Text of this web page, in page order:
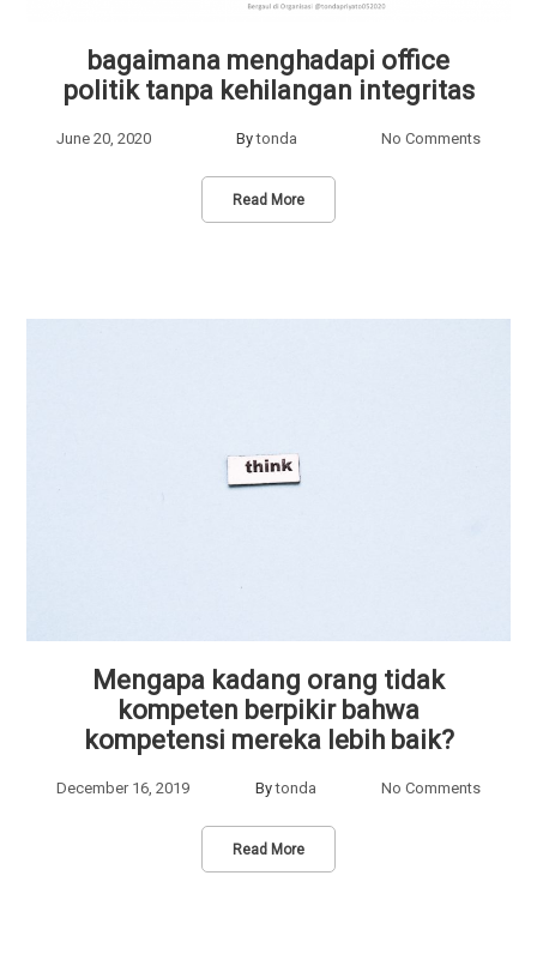
bagaimana menghadapi office
politik tanpa kehilangan integritas
June 20, 2020 Bytonda No Comments
Read More
Mengapa kadang orang tidak
kompeten berpikir bahwa
kompetensi mereka lebih baik?
December 16, 2019 Bytonda No Comments
Read More